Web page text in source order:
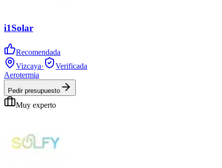
i1Solar
Recomendada
Vizcaya·
Verificada
Aerotermia
Pedir presupuesto
Muy experto